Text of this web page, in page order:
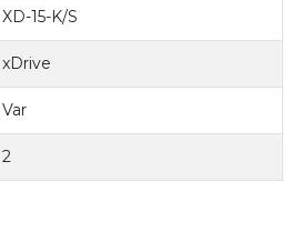
XD-15-K/S
xDrive
Var
2